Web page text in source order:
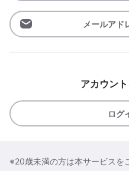
メールアド
アカウン
ログ
※20歳未満の方は本サービスを